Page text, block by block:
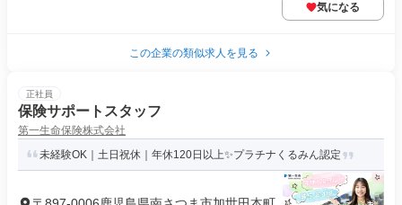
気になる
この企業の類似求人を見る
正社員
保険サポートスタッフ
第一生命保険株式会社
未経験OK｜土日祝休｜年休120日以上✨プラチナくるみん認定